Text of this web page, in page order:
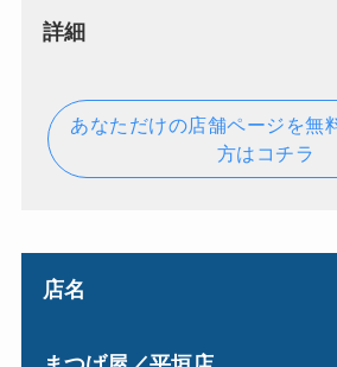
詳細
あなただけの店舗ページを無
方はコチラ
店名